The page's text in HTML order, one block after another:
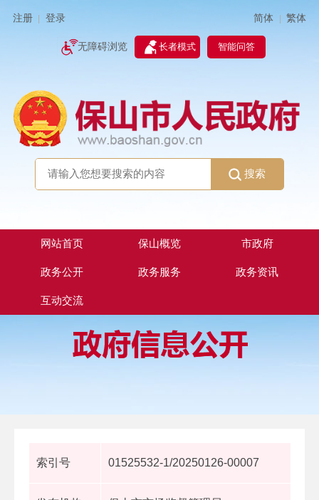
注册 登录 简体 | 繁体
无障碍浏览 长者模式 智能问答
搜索
网站首页 保山概览 市政府
政务公开 政务服务 政务资讯
互动交流
索引号 01525532-1/20250126-00007